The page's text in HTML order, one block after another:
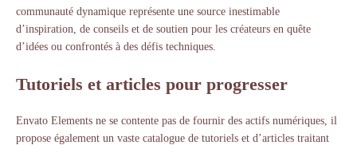
communauté dynamique représente une source inestimable
d’inspiration, de conseils et de soutien pour les créateurs en quête
d’idées ou confrontés à des défis techniques.
Tutoriels et articles pour progresser
Envato Elements ne se contente pas de fournir des actifs numériques, il
propose également un vaste catalogue de tutoriels et d’articles traitant